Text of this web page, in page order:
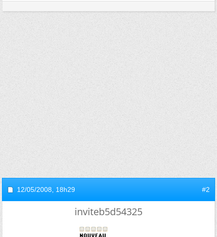
12/05/2008, 18h29 #2
inviteb5d54325